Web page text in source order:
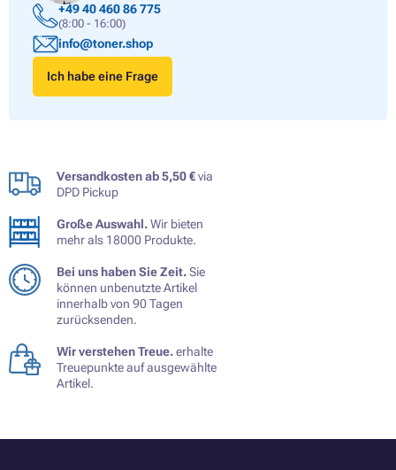
+49 40 460 86 775
(8:00 - 16:00)
info@toner.shop
Ich habe eine Frage
Versandkosten ab 5,50 €via
DPD Pickup
Große Auswahl.Wir bieten
mehr als 18000 Produkte.
Bei uns haben Sie Zeit.Sie
können unbenutzte Artikel
innerhalb von 90 Tagen
zurücksenden.
Wir verstehen Treue.erhalte
Treuepunkte auf ausgewählte
Artikel.